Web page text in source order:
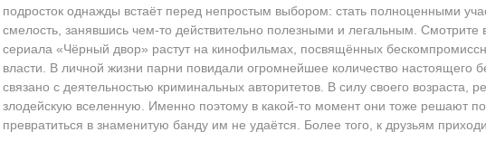
2021
2020
Великобритания
Турция
Документальные
Детективы
Драмы
Исторические
Комедии
Криминал
подросток однажды встаёт перед непростым выбором: стать полноценными
смелость, занявшись чем-то действительно полезными и легальным. Смотрите
сериала «Чёрный двор» растут на кинофильмах, посвящённых
власти. В личной жизни парни повидали огромнейшее количество настоящего
связано с деятельностью криминальных авторитетов. В силу своего возраста,
злодейскую вселенную. Именно поэтому в какой-то момент они тоже решают
превратиться в знаменитую банду им не удаётся. Более того, к друзьям